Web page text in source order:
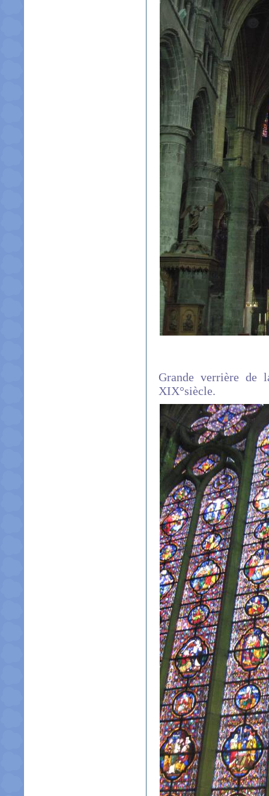
Grande verrière de
XIX°siècle.